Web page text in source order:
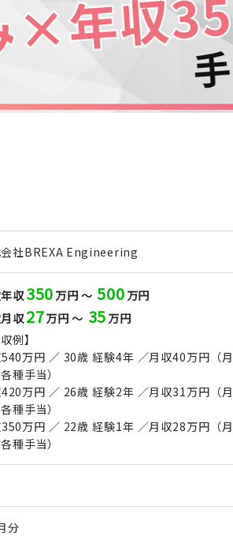
社BREXA Engineering
収350 万円 ～ 500 万円
収27万円 ～ 35 万円
例】
万円 ／ 30歳 経験4年 ／月収40万円（
種手当）
万円 ／ 26歳 経験2年 ／月収31万円（
種手当）
万円 ／ 22歳 経験1年 ／月収28万円（
種手当）
分